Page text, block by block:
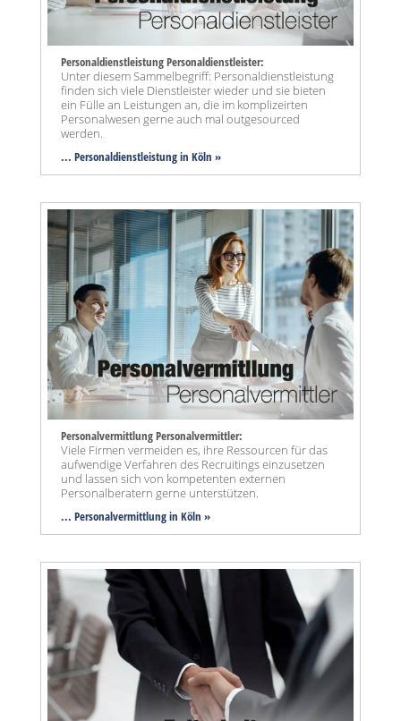
Personaldienstleistung Personaldienstleister:
Unter diesem Sammelbegriff: Personaldienstleistung
finden sich viele Dienstleister wieder und sie bieten
ein Fülle an Leistungen an, die im komplizeirten
Personalwesen gerne auch mal outgesourced
werden.
... Personaldienstleistung in Köln »
Personalvermittlung Personalvermittler:
Viele Firmen vermeiden es, ihre Ressourcen für das
aufwendige Verfahren des Recruitings einzusetzen
und lassen sich von kompetenten externen
Personalberatern gerne unterstützen.
... Personalvermittlung in Köln »